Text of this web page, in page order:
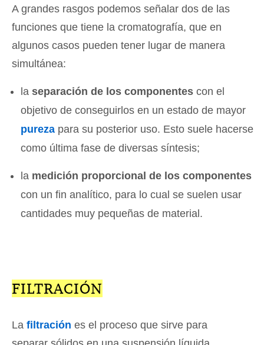
A grandes rasgos podemos señalar dos de las
funciones que tiene la cromatografía, que en
algunos casos pueden tener lugar de manera
simultánea:
laseparación de los componentes con el
objetivo de conseguirlos en un estado de mayor
pureza para su posterior uso. Esto suele hacerse
como última fase de diversas síntesis;
la medición proporcional de los componentes
con un fin analítico, para lo cual se suelen usar
cantidades muy pequeñas de material.
FILTRACIÓN
La filtración es el proceso que sirve para